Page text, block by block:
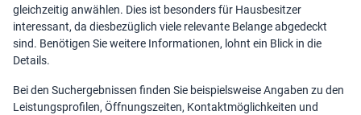
gleichzeitig anwählen. Dies ist besonders für Hausbesitzer
interessant, da diesbezüglich viele relevante Belange abgedeckt
sind. Benötigen Sie weitere Informationen, lohnt ein Blick in die
Details.
Bei den Suchergebnissen finden Sie beispielsweise Angaben zu den
Leistungsprofilen, Öffnungszeiten, Kontaktmöglichkeiten und